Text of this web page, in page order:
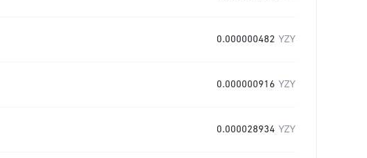
0.000000482 YZY
0.000000916 YZY
0.000028934 YZY